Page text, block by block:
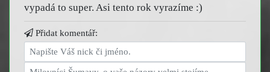
vypadá to super. Asi tento rok vyrazíme :)
Přidat komentář: